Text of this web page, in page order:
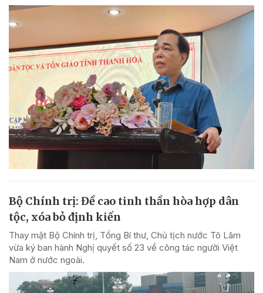
Bộ Chính trị: Đề cao tinh thần hòa hợp dân
tộc, xóa bỏ định kiến
Thay mặt Bộ Chính trị, Tổng Bí thư, Chủ tịch nước Tô Lâm
vừa ký ban hành Nghị quyết số 23 về công tác người Việt
Nam ở nước ngoài.